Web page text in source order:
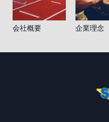
会社概要 企業理念